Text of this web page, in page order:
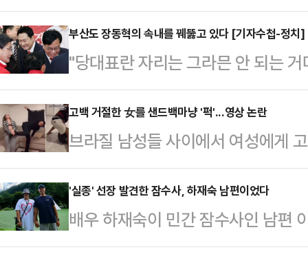
야 한다"고 말하는 반면, 다른 한쪽
해야 한다"고 주장한다. AI 반도체
자체가 달라지고 있다는 분석이 나
삼성 총파업 …
부산도 장동혁의 속내를 꿰뚫고 있다 [기자수첩-정치]
"당대표란 자리는 그라믄 안 되는
택시 안에서 귀에 익은 말이 흘러나
자리에서 들었던 말과 크게 다르지
는 지점은 같았다. 당시 원로와의
선거 출마설과 공천 여부가 정치권
택시기사의 이야기는 부산 북갑 국
힘 후보의 개소식 직후였다. 이 중
장동혁 국민의힘 대…
고백 거절한 女를 샌드백마냥 '퍽'...영상 논란
브라질 남성들 사이에서 여성에게
습한다는 내용의 영상이 사회관계
일고 있다.10일(현지시간) 뉴욕포
고백을 거절할 경우를 대비한 훈련'
있다.영상 속 남성들은 샌드백을 때
'실종' 선장 발견한 잠수사, 하재숙 남편이었다
배우 하재숙이 민간 잠수사인 남편
을 발견했다는 사실을 전해 눈길을